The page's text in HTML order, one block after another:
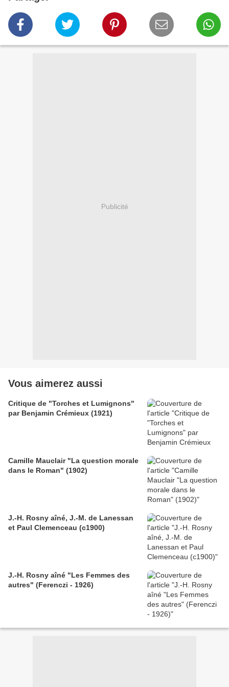
Publicité
Vous aimerez aussi
Critique de "Torches et Lumignons"
par Benjamin Crémieux (1921)
Camille Mauclair "La question morale
dans le Roman" (1902)
J.-H. Rosny aîné, J.-M. de Lanessan
et Paul Clemenceau (c1900)
J.-H. Rosny aîné "Les Femmes des
autres" (Ferenczi - 1926)